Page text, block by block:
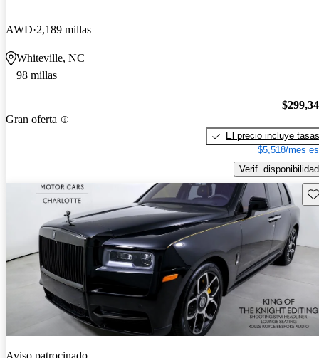
AWD 2,189 millas
Whiteville, NC
98 millas
Gran oferta
El precio incluye tasas
$5,518/mes
Verif. disponibilidad